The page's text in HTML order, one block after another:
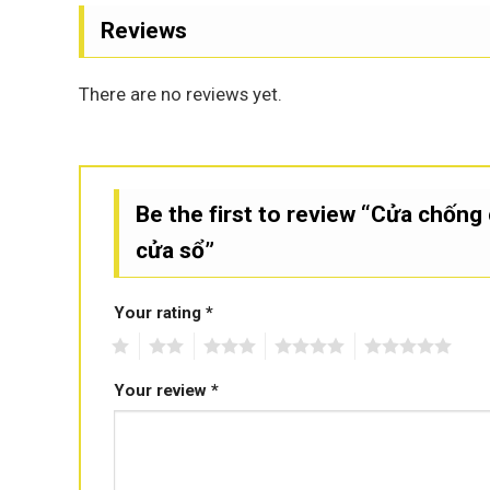
Cửa chống côn trùng
Reviews
There are no reviews yet.
Be the first to review “Cửa
cửa sổ”
Your rating *
Your review *